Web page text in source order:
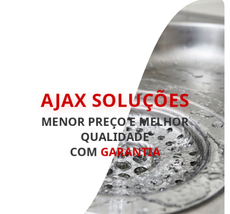
AJAX SOLUÇÕES
MENOR PREÇO E MELHOR
QUALIDADE
COM GARANTIA